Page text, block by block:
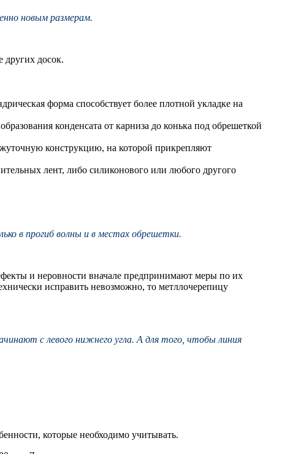
новым размерам.
других досок.
форма способствует более плотной укладке на
конденсата от карниза до конька под обрешеткой
конструкцию, на которой прикрепляют
лент, либо силиконового или любого другого
в прогиб волны и в местах обрешетки.
и неровности вначале предпринимают меры по их
исправить невозможно, то метллочерепицу
с левого нижнего угла. А для того, чтобы линия
которые необходимо учитывать.